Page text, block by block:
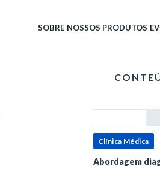
SOBRE NOSSOS PRODUTOS
Clínica Médica
Abordagem